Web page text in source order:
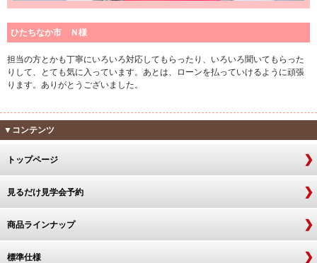
ひたちなか市 Ｎ様
担当の方とかも丁寧にいろいろ対応してもらったり、いろいろ聞いてもらった
りして、とても気に入っています。あとは、ローンを払っていけるように頑張
ります。ありがとうございました。
▼コンテンツ
トップページ
見るだけ見学会予約
商品ラインナップ
標準仕様